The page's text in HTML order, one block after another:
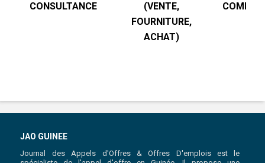
CONSULTANCE
(VENTE,
FOURNITURE,
ACHAT)
JAO GUINEE
Journal des Appels d'Offres & Offres D'emplois est le